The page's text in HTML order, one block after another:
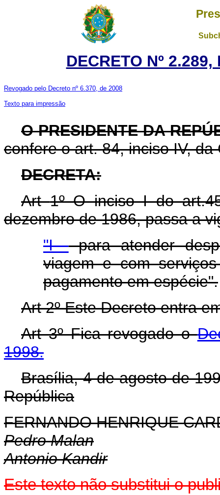
DECRETO Nº
Revogado pelo Decreto nº 6.370, de 2008
Texto para impressão
O PRESIDENTE DA
confere o art. 84, inciso IV, da
DECRETA:
Art 1º O inciso I do
dezembro de 1986, passa a
"I -para atender
viagem e com
pagamento em espécie".
Art 2º Este Decreto entra
Art 3º Fica revogado o
1998.
Brasília, 4 de agosto de
República
FERNANDO HENRIQUE
Pedro Malan
Antonio Kandir
Este texto não substitui o